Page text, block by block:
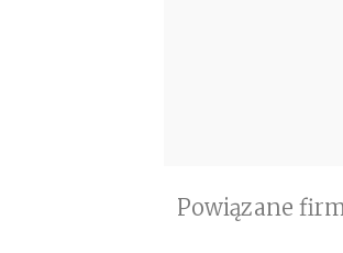
Powiązane